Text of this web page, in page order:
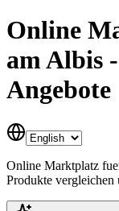
Online
am Albis
Angebote
Online Marktplatz
Produkte vergleichen